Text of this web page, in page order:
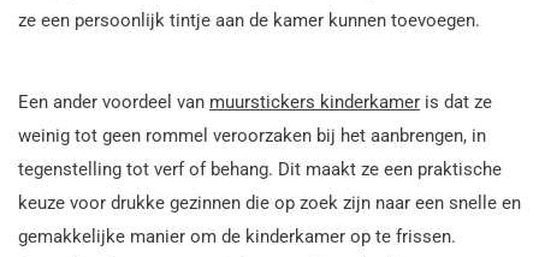
ze een persoonlijk tintje aan de kamer kunnen toevoegen.
Een ander voordeel van muurstickers kinderkamer is dat ze
weinig tot geen rommel veroorzaken bij het aanbrengen, in
tegenstelling tot verf of behang. Dit maakt ze een praktische
keuze voor drukke gezinnen die op zoek zijn naar een snelle en
gemakkelijke manier om de kinderkamer op te frissen.